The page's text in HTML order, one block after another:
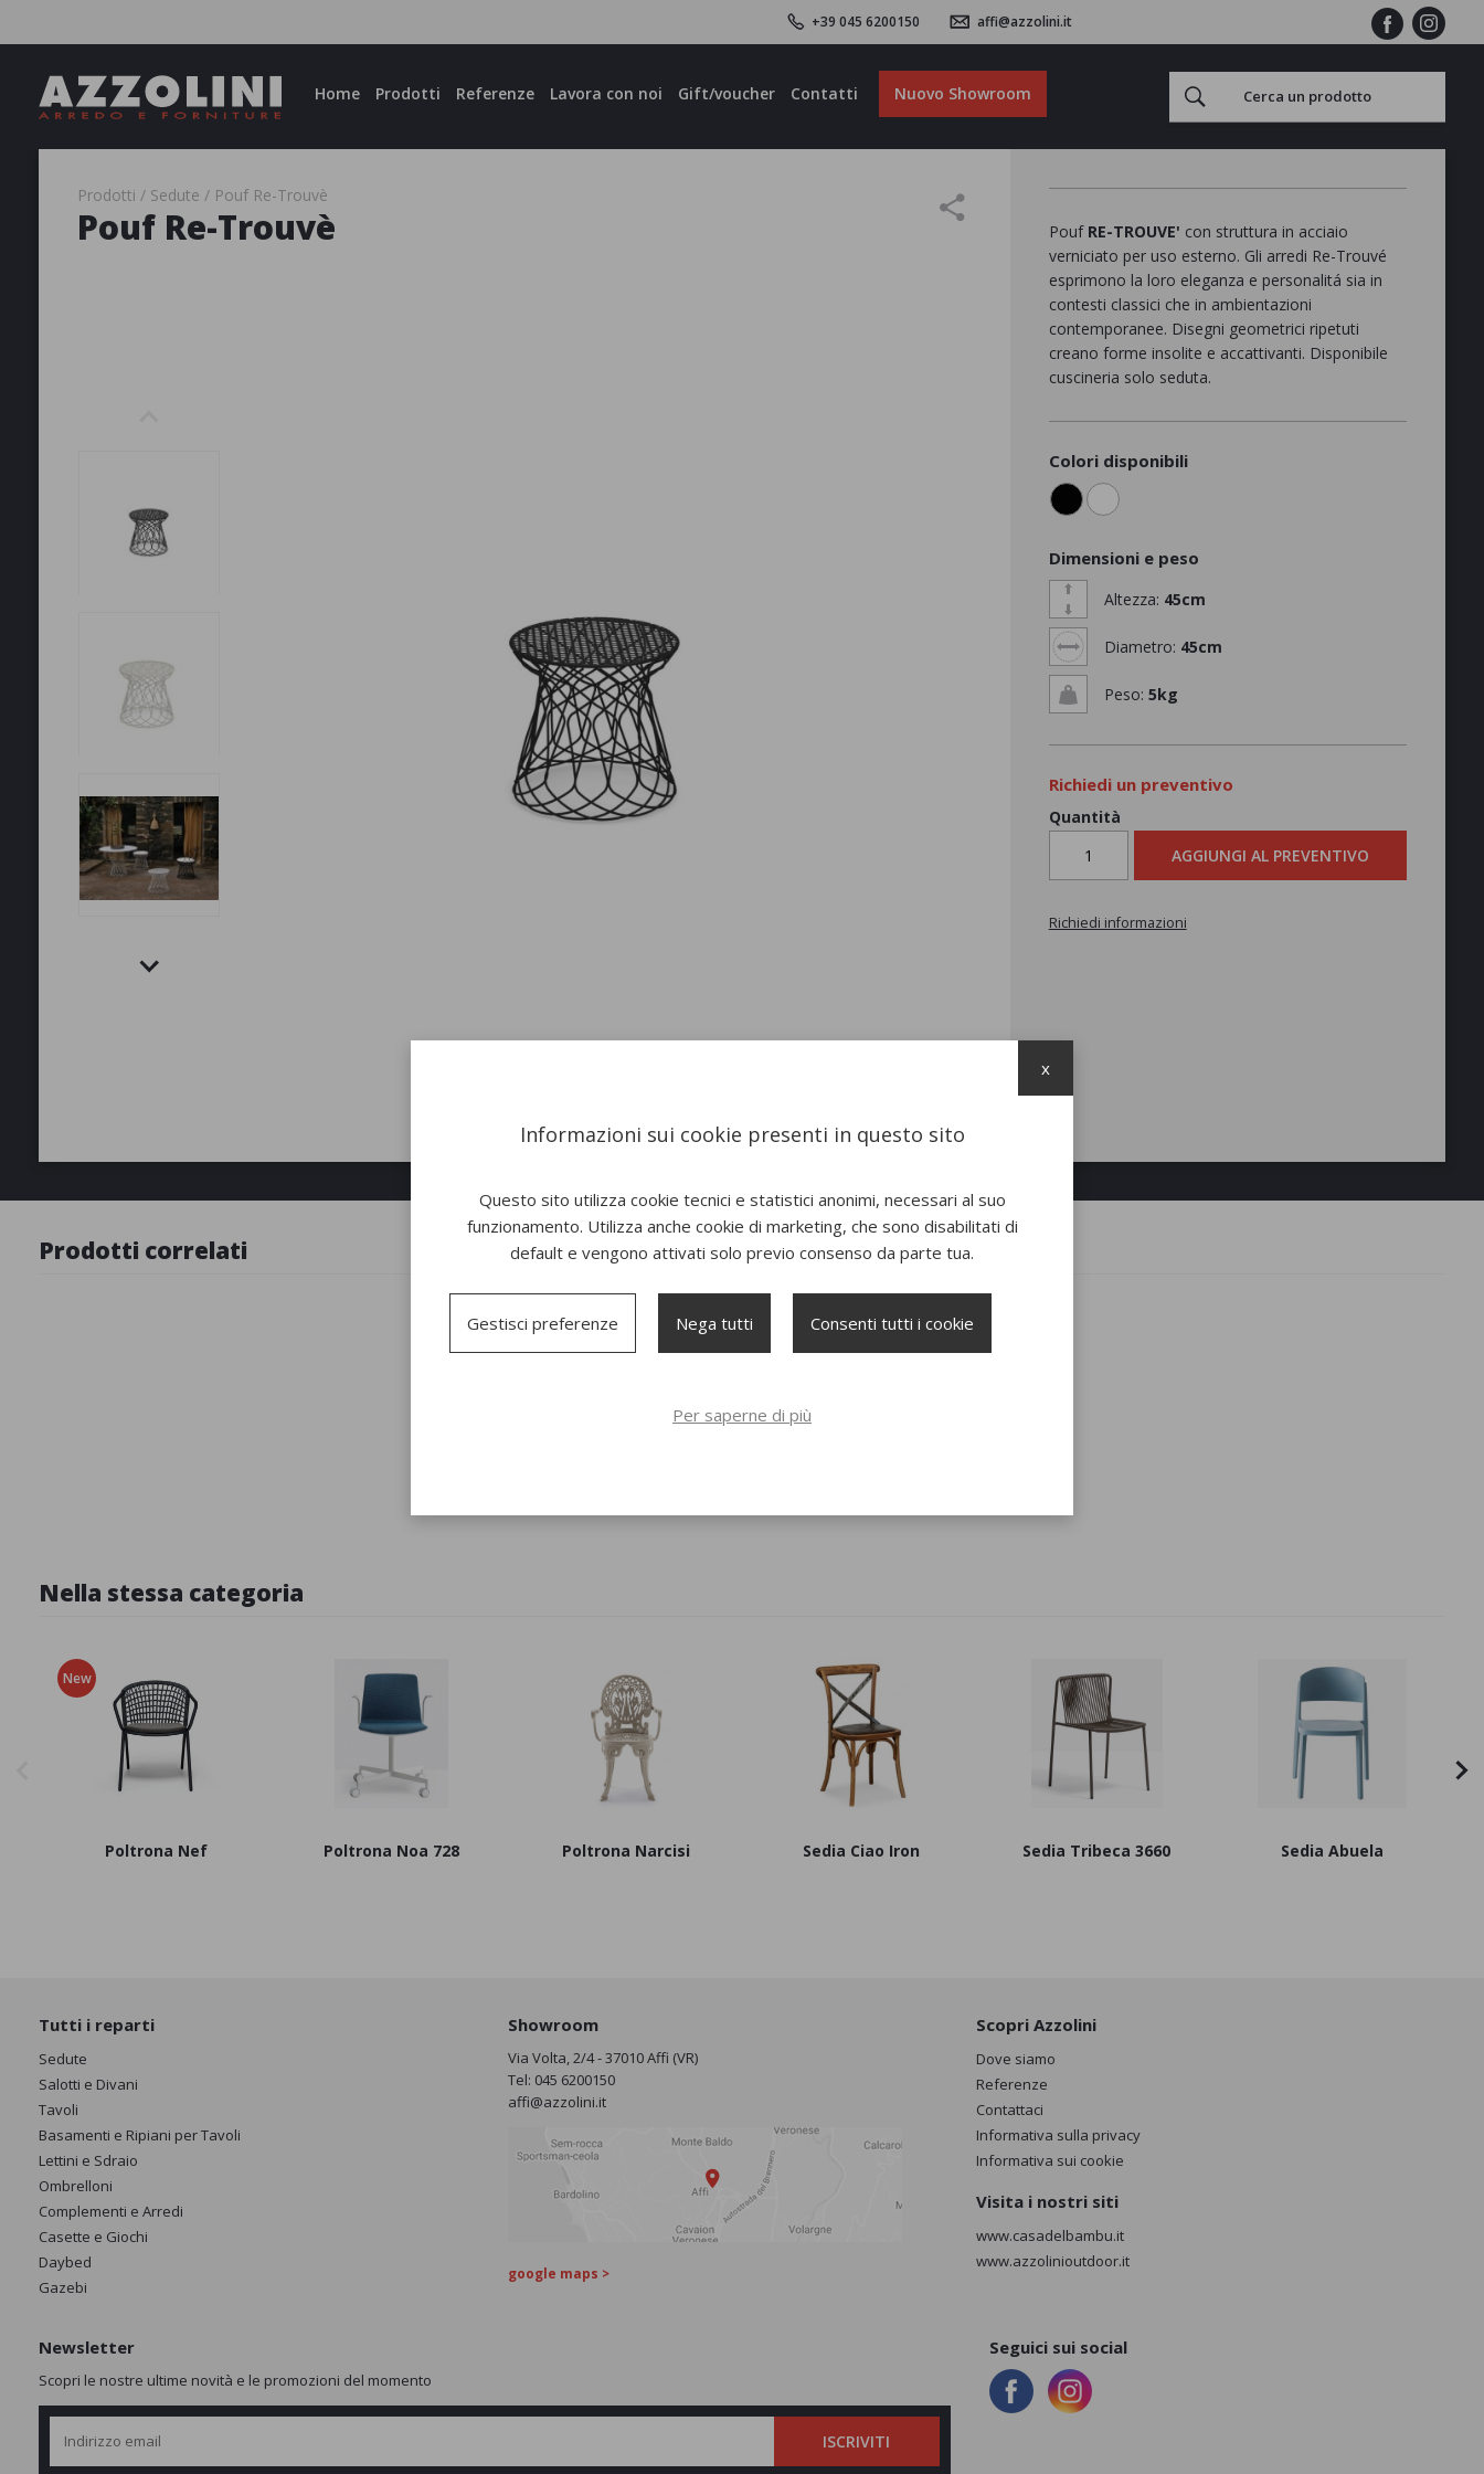
+39 045 6200150 affi@azzolini.it
Home Prodotti Referenze Lavora con noi Gift/voucher Contatti Nuovo Showroom
Prodotti Sedute Pouf Re-Trouvè
Pouf Re-Trouvè Pouf RE-TROUVE' con struttura in acciaio
verniciato per uso esterno. Gli arredi Re-Trouvé
esprimono la loro eleganza e personalitá sia in
contesti classici che in ambientazioni
contemporanee. Disegni geometrici ripetuti
creano forme insolite e accattivanti. Disponibile
cuscineria solo seduta.
Colori disponibili
Dimensioni e peso
Altezza: 45cm
Diametro: 45cm
Peso: 5kg
Richiedi un preventivo
Quantità
AGGIUNGI AL PREVENTIVO
Richiedi informazioni
Prodotti correlati
Nella stessa categoria
New
Poltrona Nef Poltrona Noa 728 Poltrona Narcisi Sedia Ciao Iron Sedia Tribeca 3660 Sedia Abuela
Tutti i reparti
Sedute
Salotti e Divani
Tavoli
Basamenti e Ripiani per Tavoli
Lettini e Sdraio
Ombrelloni
Complementi e Arredi
Casette e Giochi
Daybed
Gazebi
Showroom
Via Volta, 2/4 - 37010 Affi (VR)
Tel: 045 6200150
affi@azzolini.it
google maps >
Scopri Azzolini
Dove siamo
Referenze
Contattaci
Informativa sulla privacy
Informativa sui cookie
Visita i nostri siti
www.casadelbambu.it
www.azzolinioutdoor.it
Newsletter
Scopri le nostre ultime novità e le promozioni del momento
ISCRIVITI
Seguici sui social
Informazioni sui cookie presenti in questo sito
Questo sito utilizza cookie tecnici e statistici anonimi, necessari al suo
funzionamento. Utilizza anche cookie di marketing, che sono disabilitati di
default e vengono attivati solo previo consenso da parte tua.
Gestisci preferenze Nega tutti Consenti tutti i cookie
Per saperne di più
x